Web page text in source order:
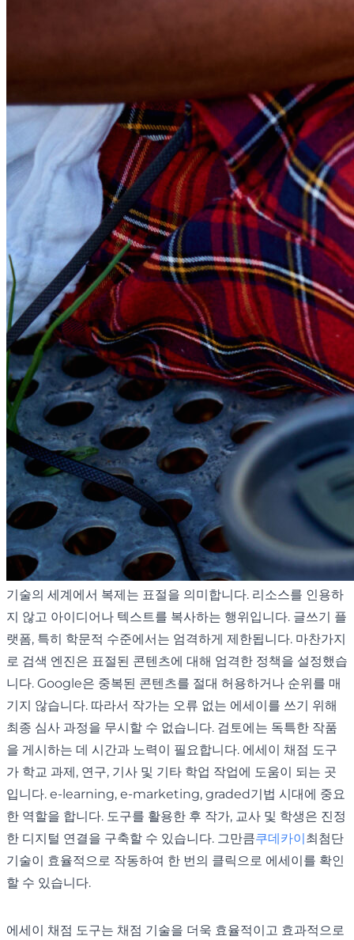
기술의 세계에서 복제는 표절을 의미합니다. 리소스를 인용하
지 않고 아이디어나 텍스트를 복사하는 행위입니다. 글쓰기 플
랫폼, 특히 학문적 수준에서는 엄격하게 제한됩니다. 마찬가지
로 검색 엔진은 표절된 콘텐츠에 대해 엄격한 정책을 설정했습
니다. Google은 중복된 콘텐츠를 절대 허용하거나 순위를 매
기지 않습니다. 따라서 작가는 오류 없는 에세이를 쓰기 위해
최종 심사 과정을 무시할 수 없습니다. 검토에는 독특한 작품
을 게시하는 데 시간과 노력이 필요합니다. 에세이 채점 도구
가 학교 과제, 연구, 기사 및 기타 학업 작업에 도움이 되는 곳
입니다. e-learning, e-marketing, graded기법 시대에 중요
한 역할을 합니다. 도구를 활용한 후 작가, 교사 및 학생은 진정
한 디지털 연결을 구축할 수 있습니다. 그만큼쿠데카이최첨단
기술이 효율적으로 작동하여 한 번의 클릭으로 에세이를 확인
할 수 있습니다.
에세이 채점 도구는 채점 기술을 더욱 효율적이고 효과적으로